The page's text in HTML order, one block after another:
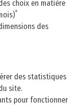
choix en matière
*
des
des statistiques
site.
pour fonctionner